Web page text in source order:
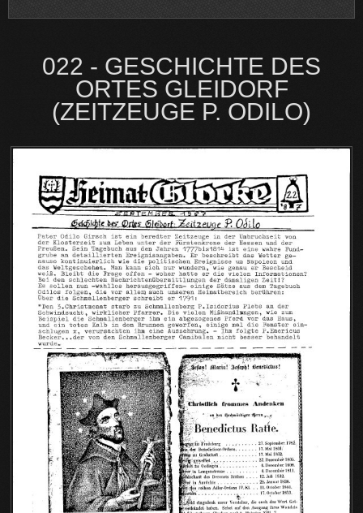
022 - GESCHICHTE DES
ORTES GLEIDORF
(ZEITZEUGE P. ODILO)